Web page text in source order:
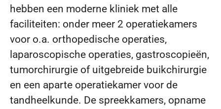
hebben een moderne kliniek met alle
faciliteiten: onder meer 2 operatiekamers
voor o.a. orthopedische operaties,
laparoscopische operaties, gastroscopieën,
tumorchirurgie of uitgebreide buikchirurgie
en een aparte operatiekamer voor de
tandheelkunde. De spreekkamers, opname